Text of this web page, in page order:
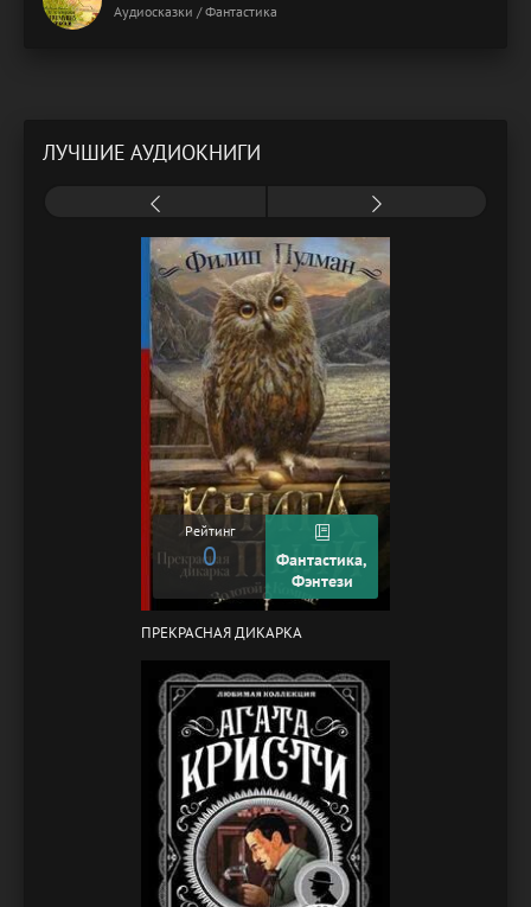
Аудиосказки / Фантастика
ЛУЧШИЕ АУДИОКНИГИ
Рейтинг
0
Фантастика,
Фэнтези
ПРЕКРАСНАЯ ДИКАРКА